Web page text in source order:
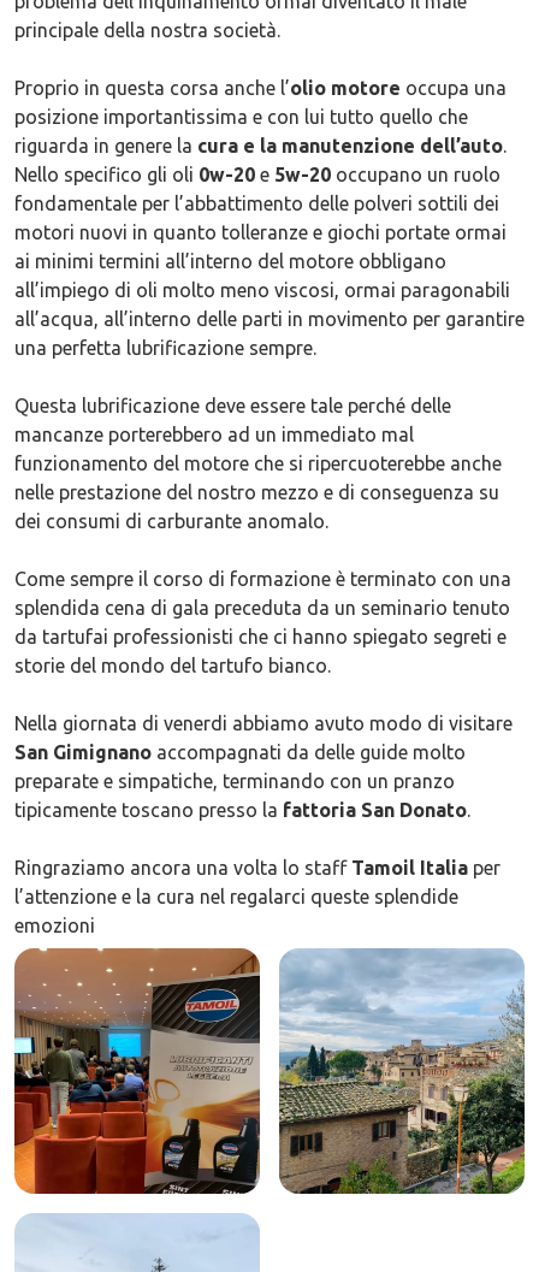
principale della nostra società.
Proprio in questa corsa anche l’olio motore occupa una
posizione importantissima e con lui tutto quello che
riguarda in genere la cura e la manutenzione dell’auto.
Nello specifico gli oli 0w-20 e 5w-20 occupano un ruolo
fondamentale per l’abbattimento delle polveri sottili dei
motori nuovi in quanto tolleranze e giochi portate ormai
ai minimi termini all’interno del motore obbligano
all’impiego di oli molto meno viscosi, ormai paragonabili
all’acqua, all’interno delle parti in movimento per garantire
una perfetta lubrificazione sempre.
Questa lubrificazione deve essere tale perché delle
mancanze porterebbero ad un immediato mal
funzionamento del motore che si ripercuoterebbe anche
nelle prestazione del nostro mezzo e di conseguenza su
dei consumi di carburante anomalo.
Come sempre il corso di formazione è terminato con una
splendida cena di gala preceduta da un seminario tenuto
da tartufai professionisti che ci hanno spiegato segreti e
storie del mondo del tartufo bianco.
Nella giornata di venerdi abbiamo avuto modo di visitare
San Gimignano accompagnati da delle guide molto
preparate e simpatiche, terminando con un pranzo
tipicamente toscano presso la fattoria San Donato.
Ringraziamo ancora una volta lo staffTamoil Italia per
l’attenzione e la cura nel regalarci queste splendide
emozioni